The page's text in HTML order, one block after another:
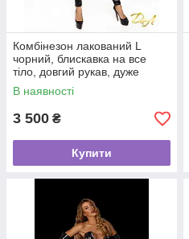
Комбінезон лакований L
чорний, блискавка на все
тіло, довгий рукав, дуже
стильний
В наявності
3 500 ₴
Купити